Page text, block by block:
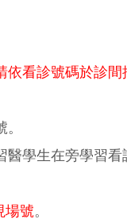
看診號碼於診間
學生在旁學習
場號。